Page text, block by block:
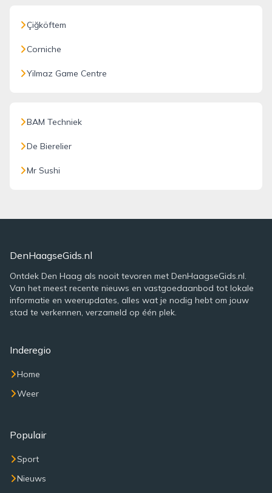
Çiğköftem
Corniche
Yilmaz Game Centre
BAM Techniek
De Bierelier
Mr Sushi
DenHaagseGids.nl
Ontdek Den Haag als nooit tevoren met DenHaagseGids.nl.
Van het meest recente nieuws en vastgoedaanbod tot lokale
informatie en weerupdates, alles wat je nodig hebt om jouw
stad te verkennen, verzameld op één plek.
Inderegio
Home
Weer
Populair
Sport
Nieuws